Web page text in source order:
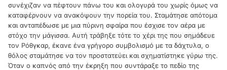
συνέχιζαν να πέφτουν πάνω του και ολογυρά του χωρίς όμως να
καταφέρνουν να ανακόψουν την πορεία του. Σταμάτησε απότομα
και ανταπέδωσε με μια πύρινη σφαίρα που έσχισε τον αέρα με
στόχο την μάγισσα. Αυτή τράβηξε τότε το χέρι της που σημάδευε
τον Ρόθγκαρ, έκανε ένα γρήγορο συμβολισμό με τα δάχτυλα, ο
θόλος σταμάτησε να τον προστατεύει και σχηματίστηκε γύρω της.
Όταν ο καπνός από την έκρηξη που συντάραξε το πεδίο της